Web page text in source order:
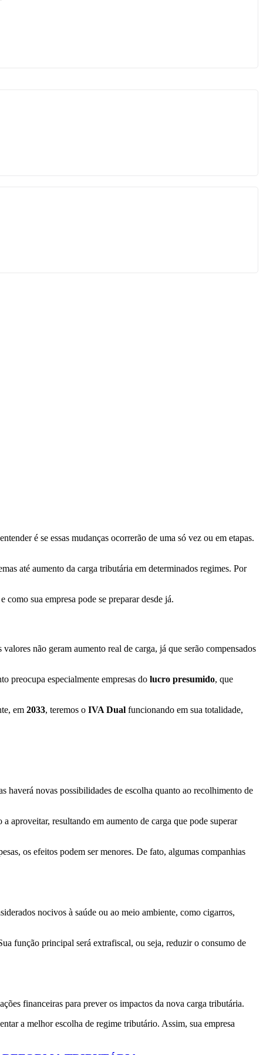
é se essas mudanças ocorrerão de uma só vez ou em etapas.
até aumento da carga tributária em determinados regimes. Por
sua empresa pode se preparar desde já.
valores não geram aumento real de carga, já que serão compensados
preocupa especialmente empresas do lucro presumido, que
em 2033, teremos o IVA Dual funcionando em sua totalidade,
haverá novas possibilidades de escolha quanto ao recolhimento de
aproveitar, resultando em aumento de carga que pode superar
os efeitos podem ser menores. De fato, algumas companhias
nocivos à saúde ou ao meio ambiente, como cigarros,
função principal será extrafiscal, ou seja, reduzir o consumo de
financeiras para prever os impactos da nova carga tributária.
a melhor escolha de regime tributário. Assim, sua empresa